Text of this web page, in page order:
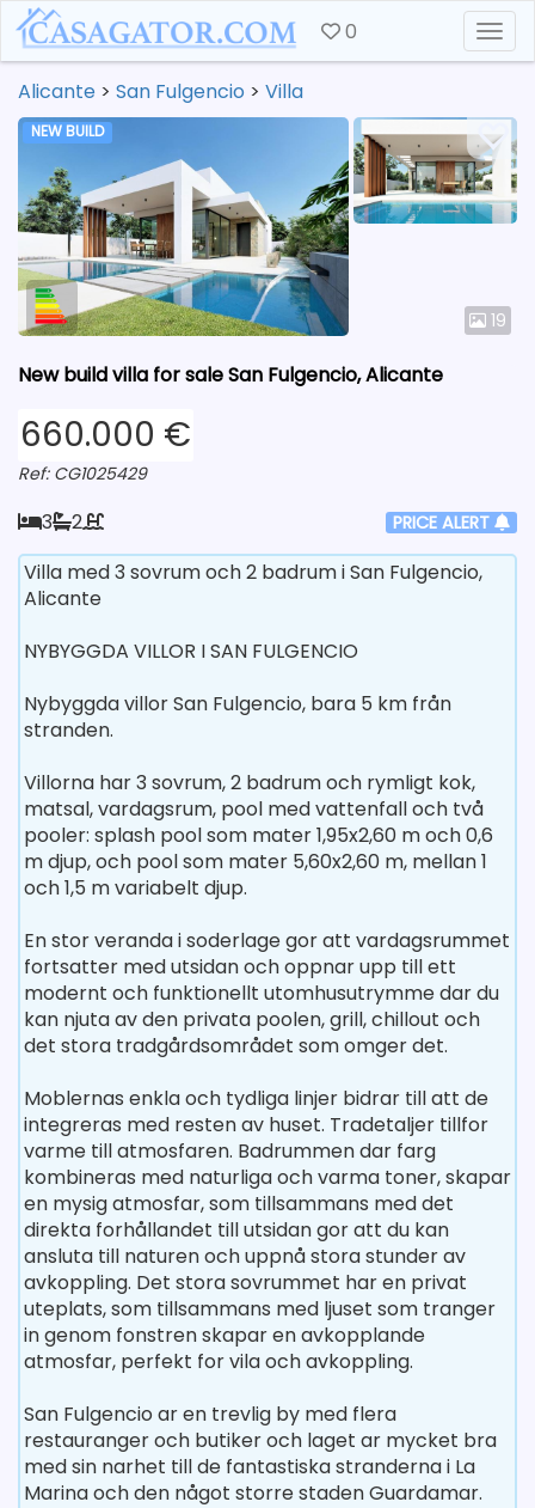
0
Alicante > San Fulgencio > Villa
19
NEW BUILD
New build villa for sale San Fulgencio, Alicante
660.000 €
Ref: CG1025429
3 2 PRICE ALERT
Villa med 3 sovrum och 2 badrum i San Fulgencio,
Alicante
NYBYGGDA VILLOR I SAN FULGENCIO
Nybyggda villor San Fulgencio, bara 5 km från
stranden.
Villorna har 3 sovrum, 2 badrum och rymligt kok,
matsal, vardagsrum, pool med vattenfall och två
pooler: splash pool som mater 1,95x2,60 m och 0,6
m djup, och pool som mater 5,60x2,60 m, mellan 1
och 1,5 m variabelt djup.
En stor veranda i soderlage gor att vardagsrummet
fortsatter med utsidan och oppnar upp till ett
modernt och funktionellt utomhusutrymme dar du
kan njuta av den privata poolen, grill, chillout och
det stora tradgårdsområdet som omger det.
Moblernas enkla och tydliga linjer bidrar till att de
integreras med resten av huset. Tradetaljer tillfor
varme till atmosfaren. Badrummen dar farg
kombineras med naturliga och varma toner, skapar
en mysig atmosfar, som tillsammans med det
direkta forhållandet till utsidan gor att du kan
ansluta till naturen och uppnå stora stunder av
avkoppling. Det stora sovrummet har en privat
uteplats, som tillsammans med ljuset som tranger
in genom fonstren skapar en avkopplande
atmosfar, perfekt for vila och avkoppling.
San Fulgencio ar en trevlig by med flera
restauranger och butiker och laget ar mycket bra
med sin narhet till de fantastiska stranderna i La
Marina och den något storre staden Guardamar.